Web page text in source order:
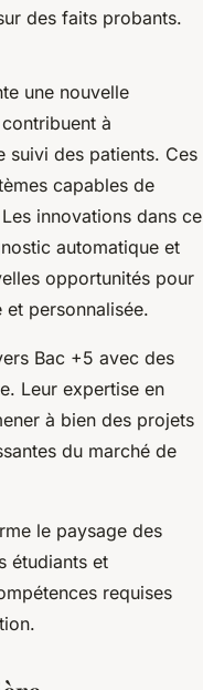
des faits probants.
une nouvelle
à
suivi des patients. Ces
capables de
innovations dans ce
automatique et
opportunités pour
personnalisée.
Bac +5 avec des
Leur expertise en
à bien des projets
du marché de
le paysage des
étudiants et
requises